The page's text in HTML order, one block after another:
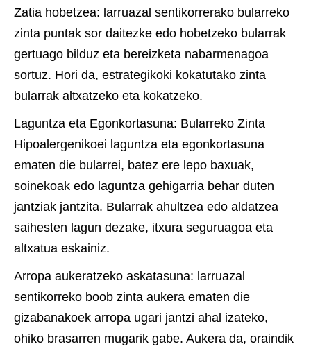
Zatia hobetzea: larruazal sentikorrerako bularreko
zinta puntak sor daitezke edo hobetzeko bularrak
gertuago bilduz eta bereizketa nabarmenagoa
sortuz. Hori da, estrategikoki kokatutako zinta
bularrak altxatzeko eta kokatzeko.
Laguntza eta Egonkortasuna: Bularreko Zinta
Hipoalergenikoei laguntza eta egonkortasuna
ematen die bularrei, batez ere lepo baxuak,
soinekoak edo laguntza gehigarria behar duten
jantziak jantzita. Bularrak ahultzea edo aldatzea
saihesten lagun dezake, itxura seguruagoa eta
altxatua eskainiz.
Arropa aukeratzeko askatasuna: larruazal
sentikorreko boob zinta aukera ematen die
gizabanakoek arropa ugari jantzi ahal izateko,
ohiko brasarren mugarik gabe. Aukera da, oraindik